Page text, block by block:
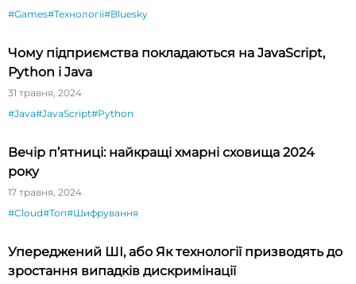
#Games#Технології#Bluesky
Чому підприємства покладаються на JavaScript,
Python і Java
31 травня, 2024
#Java#JavaScript#Python
Вечір п’ятниці: найкращі хмарні сховища 2024
року
17 травня, 2024
#Cloud#Топ#Шифрування
Упереджений ШІ, або Як технології призводять до
зростання випадків дискримінації